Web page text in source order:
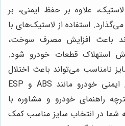
علاوه بر حفظ ایمنی، بر
می‌گذارد. استفاده از لاستیک‌های با
باعث افزایش مصرف سوخت،
استهلاک قطعات خودرو شود.
نامناسب می‌تواند باعث اختلال
در عملکرد سیستم‌های ایمنی خودرو مانند ABS و ESP
راهنمای خودرو و مشاوره با
شما در انتخاب سایز مناسب کمک